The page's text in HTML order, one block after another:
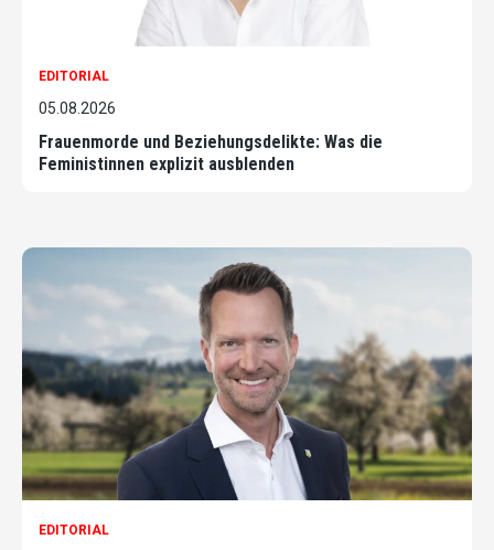
EDITORIAL
05.08.2026
Frauenmorde und Beziehungsdelikte: Was die
Feministinnen explizit ausblenden
EDITORIAL